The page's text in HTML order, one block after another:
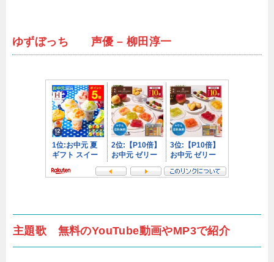
ゆずぼっち 声優 – 柳田淳一
主題歌 無料のYouTube動画やMP3で紹介